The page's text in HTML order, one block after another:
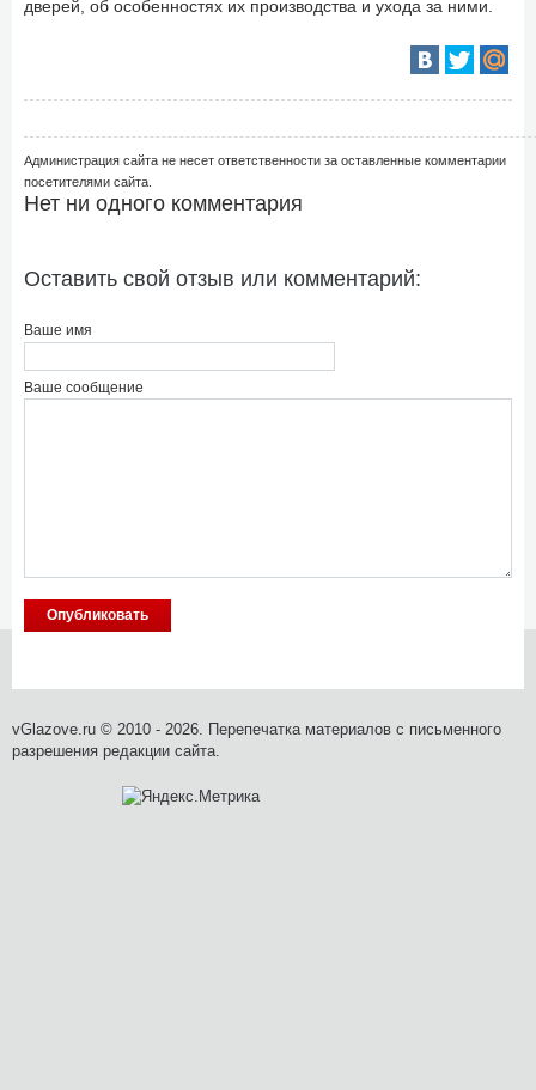
дверей, об особенностях их производства и ухода за ними.
Администрация сайта не несет ответственности за оставленные комментарии
посетителями сайта.
Нет ни одного комментария
Оставить свой отзыв или комментарий:
Ваше имя
Ваше сообщение
vGlazove.ru © 2010 - 2026. Перепечатка материалов с письменного
разрешения редакции сайта.